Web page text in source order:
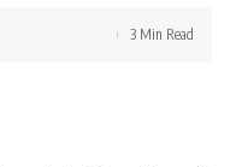
3 Min Read